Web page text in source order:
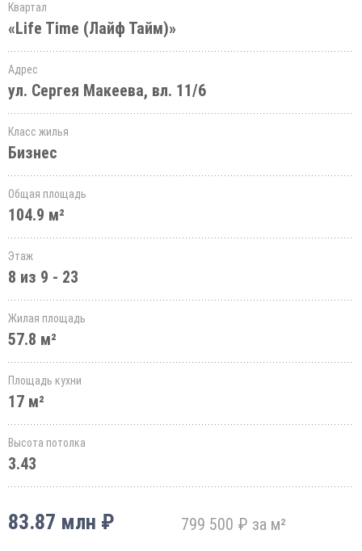
Квартал
«Life Time (Лайф Тайм)»
Адрес
ул. Сергея Макеева, вл. 11/6
Класс жилья
Бизнес
Общая площадь
104.9 м²
Этаж
8 из 9 - 23
Жилая площадь
57.8 м²
Площадь кухни
17 м²
Высота потолка
3.43
83.87 млн ₽ 799 500 ₽ за м²